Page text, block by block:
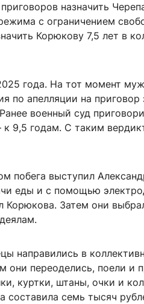
назначить
с ограничением
Корюкову 7,5 лет в
года. На тот момент
по апелляции на приговор
военный суд
9,5 годам. С таким
побега выступил
еды и с помощью
Корюкова. Затем они
направились в
они переоделись, поели и
куртки, штаны, очки и
семь тысяч